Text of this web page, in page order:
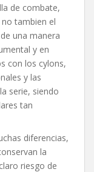
de combate,
tambien el
una manera
y en
con los cylons,
y las
serie, siendo
tan
diferencias,
la
riesgo de